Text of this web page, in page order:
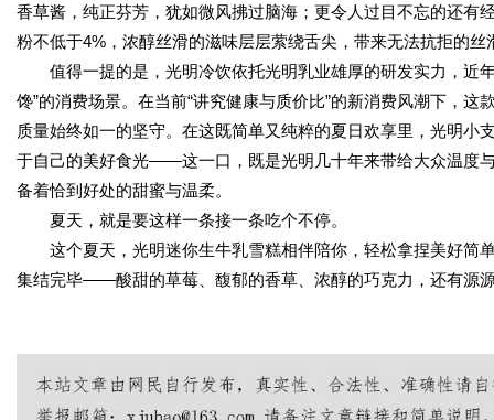
香草酱，纯正芬芳，犹如微风拂过脑海；更令人过目不忘的还有
粉不低于4%，浓醇丝滑的滋味层层萦绕舌尖，带来无法抗拒的丝
值得一提的是，光明冷饮依托光明乳业雄厚的研发实力，近
馋”的消费场景。在当前“讲究健康与质价比”的新消费风潮下，
质量始终如一的坚守。在这既简单又纯粹的夏日欢享里，光明
于自己的美好食光——这一口，既是光明几十年来带给大众温度
备着恰到好处的甜蜜与温柔。
夏天，就是要这样一条接一条吃个不停。
这个夏天，光明迷你生牛乳雪糕相伴陪你，轻松拿捏美好简
集结完毕——酸甜的草莓、馥郁的香草、浓醇的巧克力，还有源